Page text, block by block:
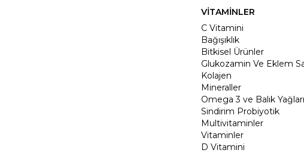
VİTAMİNLER
C Vitamini
Bağışıklık
Bitkisel Ürünler
Glukozamin Ve Eklem
Kolajen
Mineraller
Omega 3 ve Balık Yağları
Sindirim Probiyotik
Multivitaminler
Vitaminler
D Vitamini